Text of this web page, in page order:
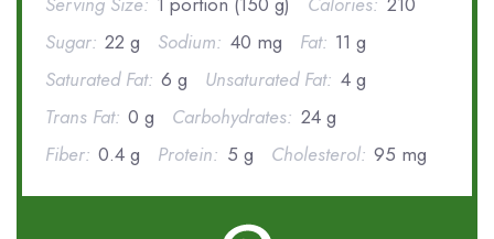
Sugar: 22 g Sodium: 40 mg Fat: 11 g
Saturated Fat: 6 g Unsaturated Fat: 4 g
Trans Fat: 0 g Carbohydrates: 24 g
Fiber: 0.4 g Protein: 5 g Cholesterol: 95 mg